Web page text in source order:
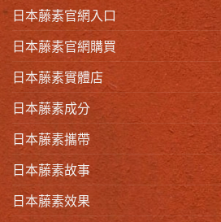
日本藤素官網入口
日本藤素官網購買
日本藤素實體店
日本藤素成分
日本藤素攜帶
日本藤素故事
日本藤素效果